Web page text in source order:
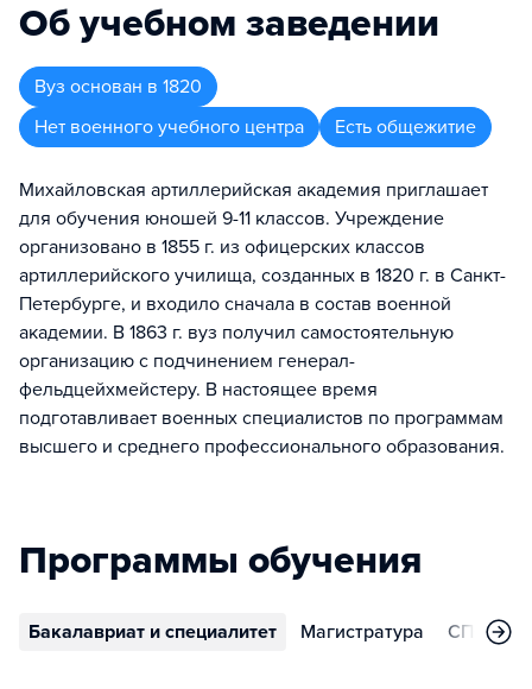
Об учебном заведении
Вуз основан в 1820
Нет военного учебного центра
Есть общежитие
Михайловская артиллерийская академия приглашает
для обучения юношей 9-11 классов. Учреждение
организовано в 1855 г. из офицерских классов
артиллерийского училища, созданных в 1820 г. в Санкт-
Петербурге, и входило сначала в состав военной
академии. В 1863 г. вуз получил самостоятельную
организацию с подчинением генерал-
фельдцейхмейстеру. В настоящее время
подготавливает военных специалистов по программам
высшего и среднего профессионального образования.
Программы обучения
Бакалавриат и специалитет Магистратура СПО